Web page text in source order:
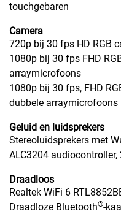
touchgebaren
Camera
720p bij 30 fps HD RGB
1080p bij 30 fps FHD
arraymicrofoons
1080p bij 30 fps, FHD
dubbele arraymicrofoons
Geluid en luidsprekers
Stereoluidsprekers met
ALC3204 audiocontroller,
Draadloos
Realtek WiFi 6
Draadloze Bluetooth®-